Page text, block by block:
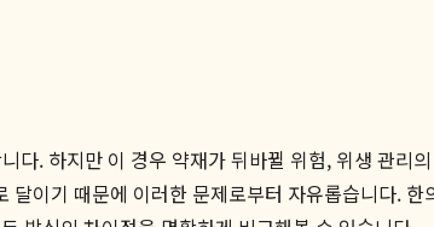
. 하지만 이 경우 약재가 뒤바뀔 위험, 위생 관리
달이기 때문에 이러한 문제로부터 자유롭습니다.